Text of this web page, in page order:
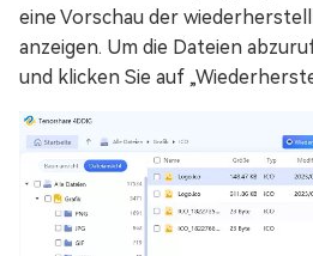
eine Vorschau der
anzeigen. Um die Dateien
und klicken Sie auf